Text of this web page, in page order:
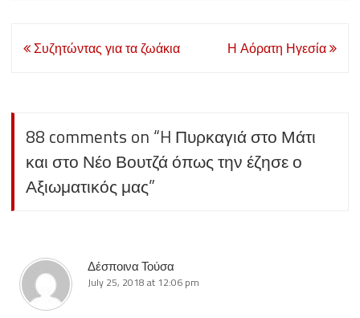
Post
Συζητώντας για τα ζωάκια Η Αόρατη Ηγεσία
88 comments on “H Πυρκαγιά στο Μάτι
και στο Νέο Βουτζά όπως την έζησε ο
Αξιωματικός μας”
Δέσποινα Τούσα
July 25, 2018 at 12:06 pm